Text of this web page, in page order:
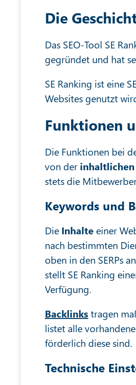
Die
Das SEO-Tool SE
gegründet und hat
SE Ranking ist eine
Websites genutzt
Funktionen
Die Funktionen bei
von der inhaltlichen
stets die
Keywords und
Die Inhalte einer
nach bestimmten
oben in den SERPs
stellt SE Ranking
Verfügung.
Backlinkstragen
listet alle
förderlich diese sind.
Technische